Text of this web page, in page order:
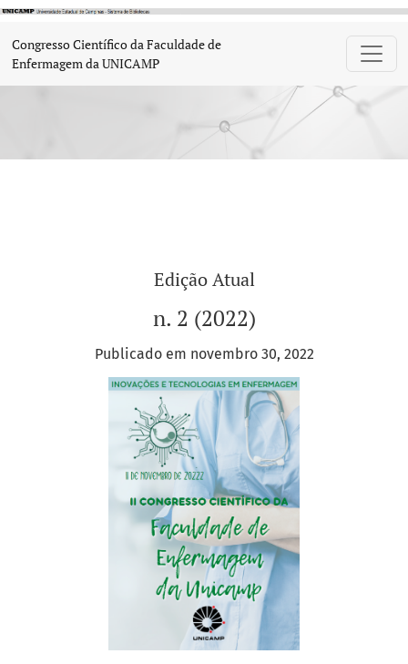
Congresso Científico da Faculdade de
Congresso Científico da Faculdade de
Enfermagem da UNICAMP
Edição Atual
n. 2 (2022)
Publicado em novembro 30, 2022